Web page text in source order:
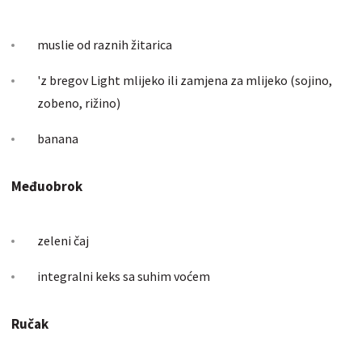
muslie od raznih žitarica
'z bregov Light mlijeko ili zamjena za mlijeko (sojino,
zobeno, rižino)
banana
Međuobrok
zeleni čaj
integralni keks sa suhim voćem
Ručak